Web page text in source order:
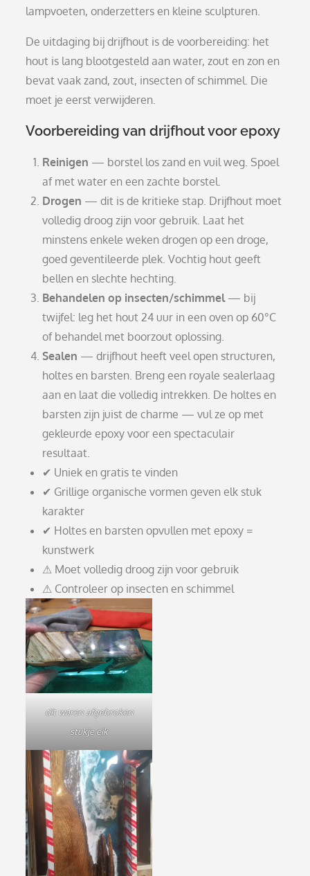
lampvoeten, onderzetters en kleine sculpturen.
De uitdaging bij drijfhout is de voorbereiding: het
hout is lang blootgesteld aan water, zout en zon en
bevat vaak zand, zout, insecten of schimmel. Die
moet je eerst verwijderen.
Voorbereiding van drijfhout voor epoxy
Reinigen — borstel los zand en vuil weg. Spoel
af met water en een zachte borstel.
Drogen — dit is de kritieke stap. Drijfhout moet
volledig droog zijn voor gebruik. Laat het
minstens enkele weken drogen op een droge,
goed geventileerde plek. Vochtig hout geeft
bellen en slechte hechting.
Behandelen op insecten/schimmel— bij
twijfel: leg het hout 24 uur in een oven op 60°C
of behandel met boorzout oplossing.
Sealen — drijfhout heeft veel open structuren,
holtes en barsten. Breng een royale sealerlaag
aan en laat die volledig intrekken. De holtes en
barsten zijn juist de charme — vul ze op met
gekleurde epoxy voor een spectaculair
resultaat.
✔ Uniek en gratis te vinden
✔ Grillige organische vormen geven elk stuk
karakter
✔ Holtes en barsten opvullen met epoxy =
kunstwerk
⚠ Moet volledig droog zijn voor gebruik
⚠ Controleer op insecten en schimmel
dit waren afgebroken
stukje eik